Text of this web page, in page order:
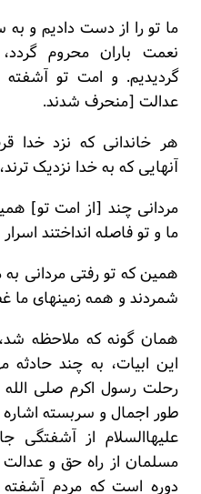
ما تو را از دست دادیم و
نعمت باران محروم
گردیدیم. و امت تو
عدالت [منحرف شدند.
هر خاندانی که نزد خدا
آنهایی که به خدا نزدیک
مردانی چند [از امت تو]
ما و تو فاصله انداختند
همین که تو رفتی مردانی
شمردند و همه زمینهای
همان گونه که ملاحظه شد،
این ابیات، به چند حادثه
رحلت رسول اکرم صلی
طور اجمال و سربسته اشاره
علیهاالسلام از آشفتگی
مسلمان از راه حق و
دوره است که مردم